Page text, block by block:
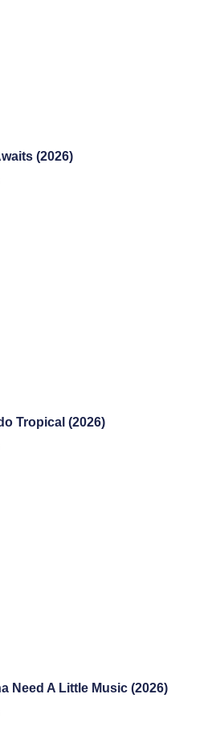
(2026)
Tropical (2026)
Need A Little Music (2026)